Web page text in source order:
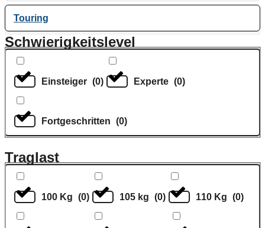
Touring
Schwierigkeitslevel
Einsteiger (0) Experte (0)
Fortgeschritten (0)
Traglast
100 Kg (0) 105 kg (0) 110 Kg (0)